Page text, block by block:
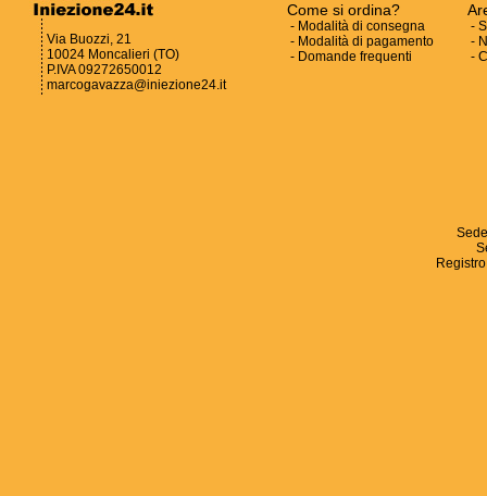
Via Buozzi, 21
10024 Moncalieri (TO)
P.IVA 09272650012
marcogavazza@iniezione24.it
Come si ordina?
- Modalità di consegna
- Modalità di pagamento
- Domande frequenti
-
-
-